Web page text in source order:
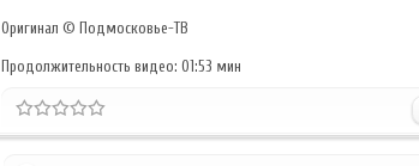
Оригинал © Подмосковье-ТВ
Продолжительность видео: 01:53 мин